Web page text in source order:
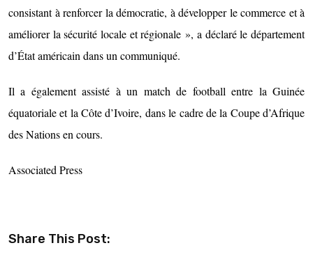
consistant à renforcer la démocratie, à développer le commerce et à
améliorer la sécurité locale et régionale », a déclaré le département
d’État américain dans un communiqué.
Il a également assisté à un match de football entre la Guinée
équatoriale et la Côte d’Ivoire, dans le cadre de la Coupe d’Afrique
des Nations en cours.
Associated Press
Share This Post: